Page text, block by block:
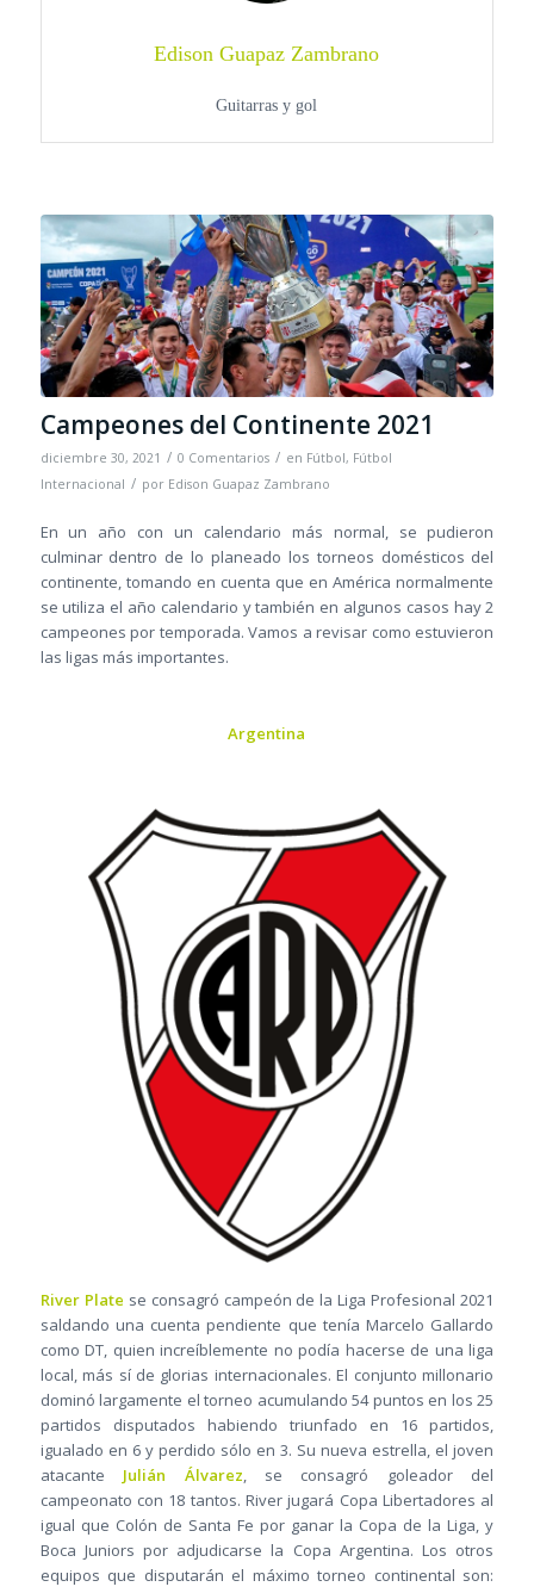
Edison Guapaz Zambrano
Guitarras y gol
Campeones del Continente 2021
diciembre 30, 2021 / 0 Comentarios / en Fútbol, Fútbol
Internacional / por Edison Guapaz Zambrano
En un año con un calendario más normal, se pudieron
culminar dentro de lo planeado los torneos domésticos del
continente, tomando en cuenta que en América normalmente
se utiliza el año calendario y también en algunos casos hay 2
campeones por temporada. Vamos a revisar como estuvieron
las ligas más importantes.
Argentina
River Plate se consagró campeón de la Liga Profesional 2021
saldando una cuenta pendiente que tenía Marcelo Gallardo
como DT, quien increíblemente no podía hacerse de una liga
local, más sí de glorias internacionales. El conjunto millonario
dominó largamente el torneo acumulando 54 puntos en los 25
partidos disputados habiendo triunfado en 16 partidos,
igualado en 6 y perdido sólo en 3. Su nueva estrella, el joven
atacante Julián Álvarez , se consagró goleador del
campeonato con 18 tantos. River jugará Copa Libertadores al
igual que Colón de Santa Fe por ganar la Copa de la Liga, y
Boca Juniors por adjudicarse la Copa Argentina. Los otros
equipos que disputarán el máximo torneo continental son: